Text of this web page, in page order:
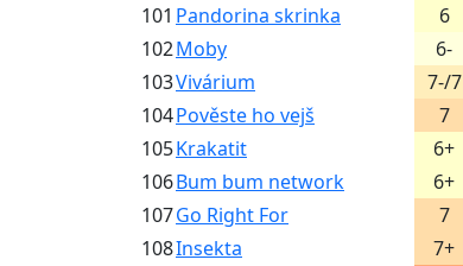
101 Pandorina skrinka 6
102Moby 6-
103Vivárium 7-/7
104Pověste ho vejš 7
105Krakatit 6+
106Bum bum network 6+
107Go Right For 7
108Insekta 7+